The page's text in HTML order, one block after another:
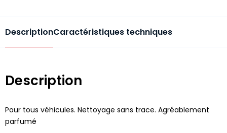
DescriptionCaractéristiques techniques
Description
Pour tous véhicules. Nettoyage sans trace. Agréablement
parfumé